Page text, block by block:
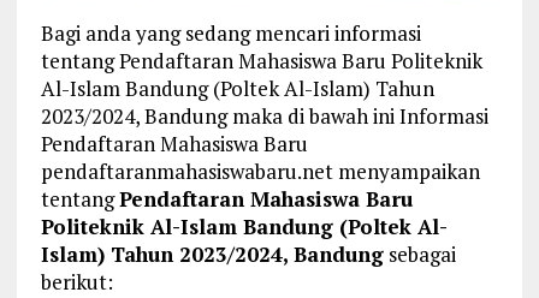
Bagi anda yang sedang mencari informasi
tentang Pendaftaran Mahasiswa Baru Politeknik
Al-Islam Bandung (Poltek Al-Islam) Tahun
2023/2024, Bandung maka di bawah ini Informasi
Pendaftaran Mahasiswa Baru
pendaftaranmahasiswabaru.net menyampaikan
tentangPendaftaran Mahasiswa Baru
Politeknik Al-Islam Bandung (Poltek Al-
Islam) Tahun 2023/2024, Bandungsebagai
berikut: